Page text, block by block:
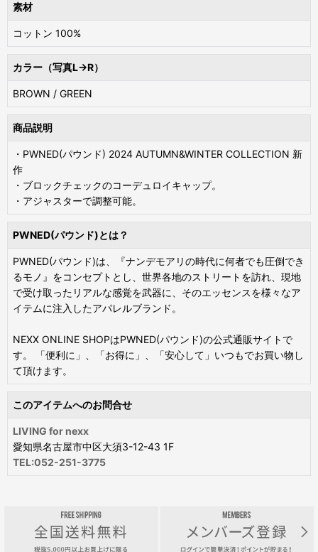
素材
コットン 100%
カラー（写真L→R）
BROWN / GREEN
商品説明
・PWNED(パウンド) 2024 AUTUMN&WINTER COLLECTION 新
作
・ブロックチェックのコーデュロイキャップ。
・アジャスターで調整可能。
PWNED(パウンド)とは？
PWNED(パウンド)は、『ナンデモアリの時代に何者でも圧倒でき
るモノ』をコンセプトとし、世界各地のストリートを訪れ、現地
で受け取ったリアルな感覚を武器に、そのエッセンスを様々なア
イテムに注入したアパレルブランド。
NEXX ONLINE SHOPはPWNED(パウンド)の公式通販サイトで
す。 「便利に」、「お得に」、「安心して」いつもでお買い物し
て頂けます。
このアイテムへのお問合せ
LIVING for nexx
愛知県名古屋市中区大須3-12-43 1F
TEL:052-251-3775